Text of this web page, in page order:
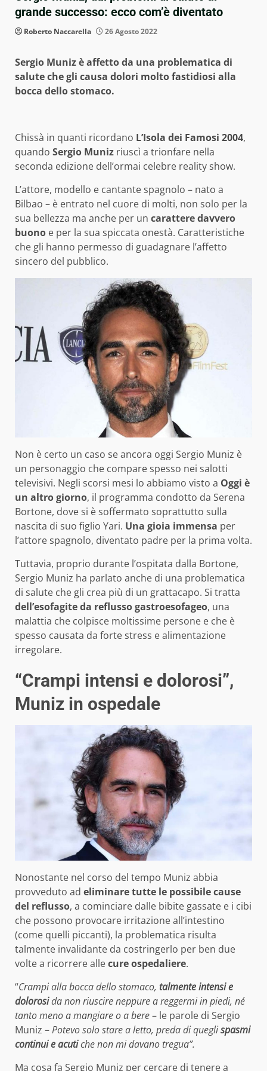
grande successo: ecco com’è diventato
Roberto Naccarella 26 Agosto 2022
Sergio Muniz è affetto da una problematica di
salute che gli causa dolori molto fastidiosi alla
bocca dello stomaco.
Chissà in quanti ricordano L’Isola dei Famosi 2004,
quando Sergio Muniz riuscì a trionfare nella
seconda edizione dell’ormai celebre reality show.
L’attore, modello e cantante spagnolo – nato a
Bilbao – è entrato nel cuore di molti, non solo per la
sua bellezza ma anche per un carattere davvero
buono e per la sua spiccata onestà. Caratteristiche
che gli hanno permesso di guadagnare l’affetto
sincero del pubblico.
Non è certo un caso se ancora oggi Sergio Muniz è
un personaggio che compare spesso nei salotti
televisivi. Negli scorsi mesi lo abbiamo visto a Oggi è
un altro giorno, il programma condotto da Serena
Bortone, dove si è soffermato soprattutto sulla
nascita di suo figlio Yari. Una gioia immensa per
l’attore spagnolo, diventato padre per la prima volta.
Tuttavia, proprio durante l’ospitata dalla Bortone,
Sergio Muniz ha parlato anche di una problematica
di salute che gli crea più di un grattacapo. Si tratta
dell’esofagite da reflusso gastroesofageo, una
malattia che colpisce moltissime persone e che è
spesso causata da forte stress e alimentazione
irregolare.
“Crampi intensi e dolorosi”,
Muniz in ospedale
Nonostante nel corso del tempo Muniz abbia
provveduto ad eliminare tutte le possibile cause
del reflusso, a cominciare dalle bibite gassate e i cibi
che possono provocare irritazione all’intestino
(come quelli piccanti), la problematica risulta
talmente invalidante da costringerlo per ben due
volte a ricorrere allecure ospedaliere.
“Crampi alla bocca dello stomaco, talmente intensi e
dolorosida non riuscire neppure a reggermi in piedi, né
tanto meno a mangiare o a bere– le parole di Sergio
Muniz –Potevo solo stare a letto, preda di queglispasmi
continui e acutiche non mi davano tregua”.
Ma cosa fa Sergio Muniz per cercare di tenere a